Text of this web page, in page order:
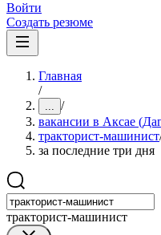
Войти
Создать резюме
Главная
/
... /
вакансии в Аксае
тракторист-машинист
за последние три дня
тракторист-машинист